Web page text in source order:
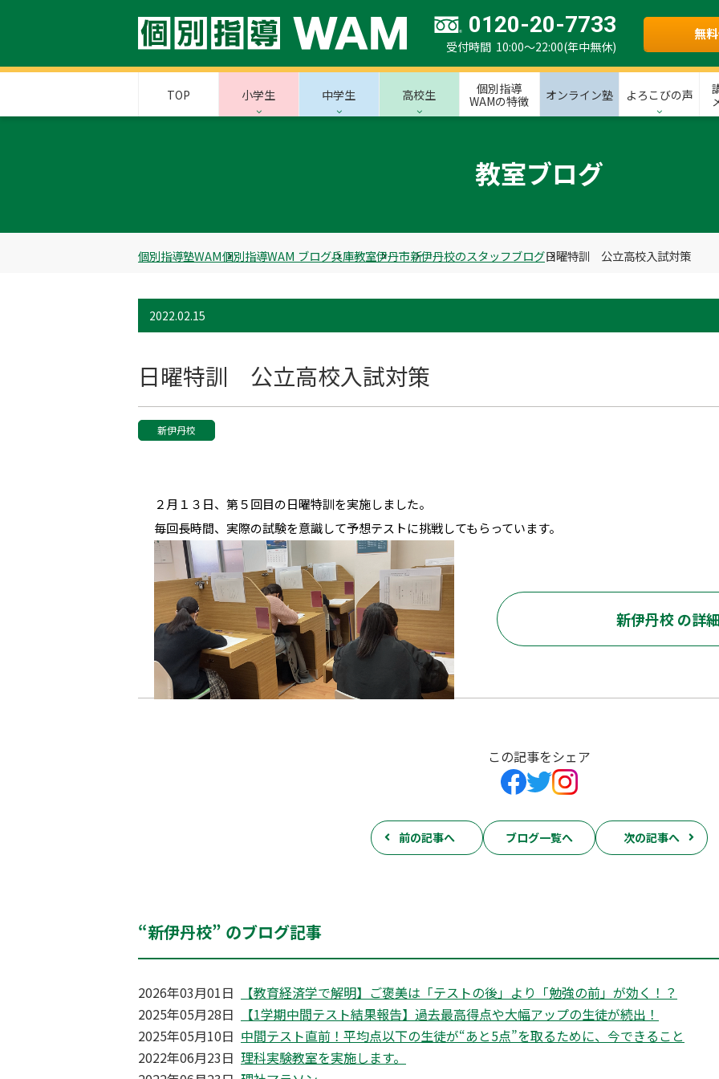
0120-20-7733
受付時間 10:00～22:00(年中無休)
無
TOP 小学生 中学生 高校生
個別指導
WAMの特徴
オンライン塾 よろこびの声
教室ブログ
個別指導塾WAM個別指導WAM ブログ兵庫教室伊丹市新伊丹校のスタッフブログ日曜特訓 公立高校入試対策
2022.02.15
日曜特訓 公立高校入試対策
新伊丹校
２月１３日、第５回目の日曜特訓を実施しました。
毎回長時間、実際の試験を意識して予想テストに挑戦してもらっています。
新伊丹校 の詳
この記事をシェア
前の記事へ ブログ一覧へ 次の記事へ
“新伊丹校” のブログ記事
2026年03月01日
【教育経済学で解明】ご褒美は「テストの後」より「勉強の前」が効く！？
2025年05月28日
【1学期中間テスト結果報告】過去最高得点や大幅アップの生徒が続出！
2025年05月10日 中間テスト直前！平均点以下の生徒が“あと5点”を取るために、今できること
2022年06月23日 理科実験教室を実施します。